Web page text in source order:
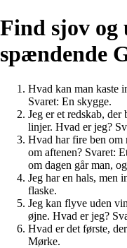
Find sjov og
spændende
Hvad kan man kaste
Svaret: En skygge.
Jeg er et redskab,
linjer. Hvad er jeg?
Hvad har fire ben om
om aftenen? Svaret:
om dagen går man,
Jeg har en hals, men
flaske.
Jeg kan flyve uden
øjne. Hvad er jeg?
Hvad er det første,
Mørke.